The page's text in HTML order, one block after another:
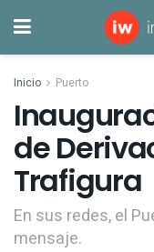
Inicio Puerto
de
Trafigura
En sus redes, el
mensaje.